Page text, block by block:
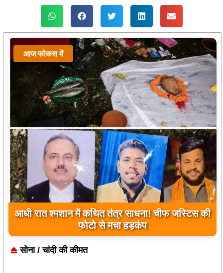
आज फोकस में
उप मुख्यमंत्री अरुण साव ने किया पौधारोपण, बोले-
हरियाली बढ़ेगी तो पर्यावरण भी होगा स्वस्थ और सुंदर
सोना / चांदी की कीमत